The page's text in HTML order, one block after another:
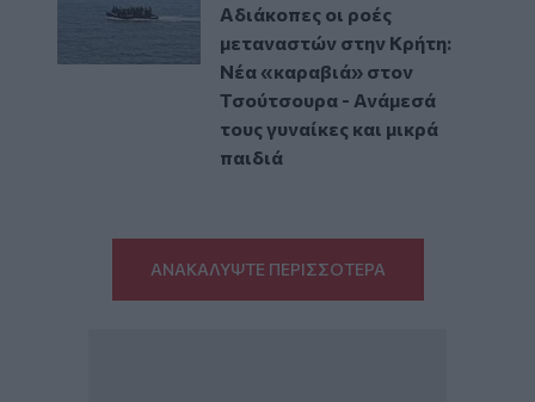
Αδιάκοπες οι ροές
μεταναστών στην Κρήτη:
Νέα «καραβιά» στον
Τσούτσουρα - Ανάμεσά
τους γυναίκες και μικρά
παιδιά
ΑΝΑΚΑΛΥΨΤΕ ΠΕΡΙΣΣΟΤΕΡΑ